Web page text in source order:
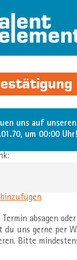
uns auf
um 00:00 Uhr!
Termin absagen
du uns gerne per
Bitte